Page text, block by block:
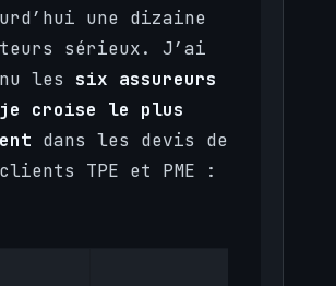
une dizaine
sérieux. J’ai
les six assureurs
je croise le plus
dans les devis de
TPE et PME :